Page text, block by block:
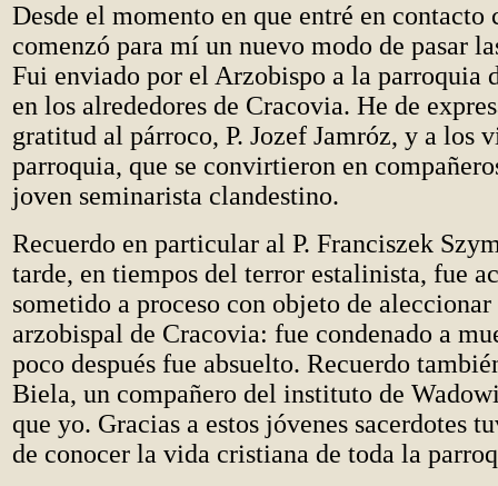
Desde el momento en que entré en contacto
comenzó para mí un nuevo modo de pasar
Fui enviado por el Arzobispo a la parroquia
en los alrededores de Cracovia. He de
gratitud al párroco, P. Jozef Jamróz, y a los
parroquia, que se convirtieron en
joven seminarista clandestino.
Recuerdo en particular al P. Franciszek
tarde, en tiempos del terror estalinista, fue
sometido a proceso con objeto de
arzobispal de Cracovia: fue condenado a
poco después fue absuelto. Recuerdo
Biela, un compañero del instituto de
que yo. Gracias a estos jóvenes sacerdotes
de conocer la vida cristiana de toda la